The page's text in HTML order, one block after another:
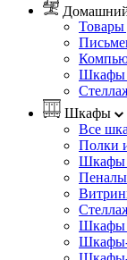
Товары
Шкафы
Шкафы
Все
Полки
Шкафы
Пеналы
Шкафы
Шкафы-